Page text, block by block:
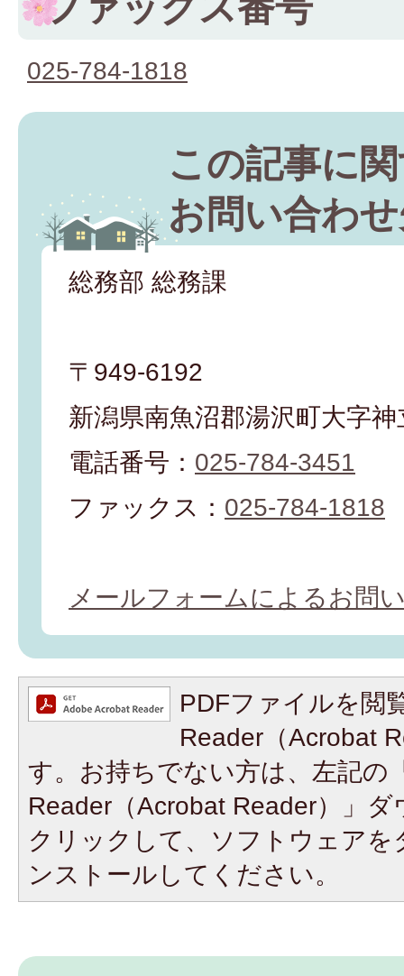
025-784-1818
この記事に
お問い合わ
総務部 総務課
〒949-6192
新潟県南魚沼郡湯沢町大字
電話番号： 025-784-3451
ファックス： 025-784-1818
メールフォームによるお問
PDFファイルを閲
Reader（Acrobat
す。お持ちでない方は、左記の
Reader（Acrobat Reader）」
クリックして、ソフトウェア
ンストールしてください。